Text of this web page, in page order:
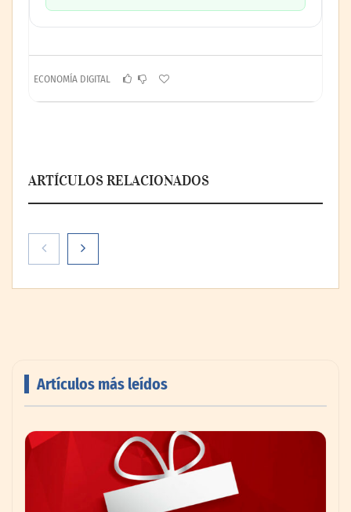
ECONOMÍA DIGITAL
ARTÍCULOS RELACIONADOS
impulsando la colaboración en el sector
Artículos más leídos